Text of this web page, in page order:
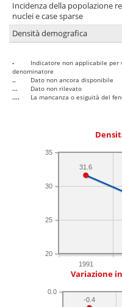
Incidenza della popolazione
nuclei e case sparse
Densità demografica
-
Indicatore non applicabile per
denominatore
..
Dato non ancora disponibile
...
Dato non rilevato
....
La mancanza o esiguità del
1991
20
25
30
35
31.6
Variazione
0.0
-0.4